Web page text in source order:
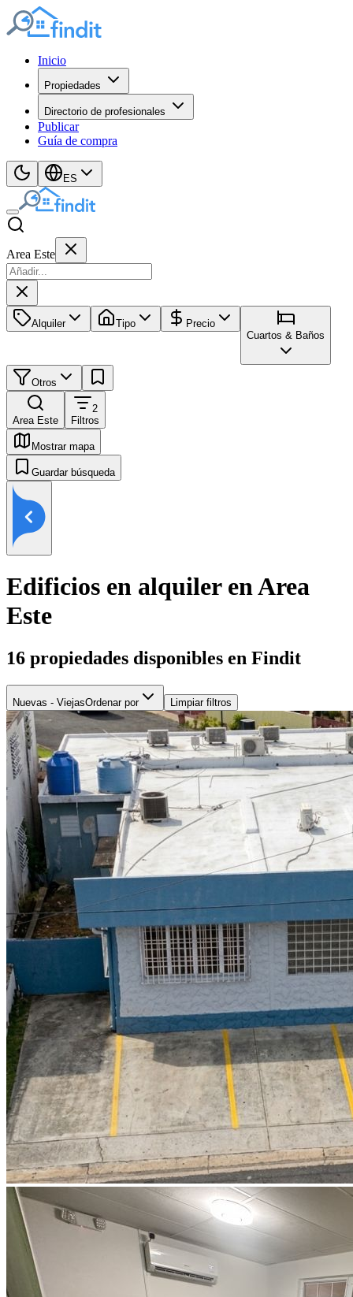
Inicio
Propiedades
Directorio de profesionales
Publicar
Guía de compra
ES
Area Este
Alquiler Tipo
Precio
Cuartos & Baños
Otros
Area Este
2
Filtros
Mostrar mapa
Guardar búsqueda
Edificios en alquiler en Area
Este
16 propiedades disponibles en Findit
Nuevas - ViejasOrdenar por Limpiar filtros